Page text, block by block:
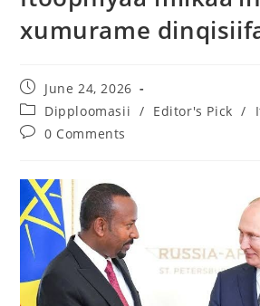
xumurame
June 24, 2026
Dipploomasii / Editor's Pick /
0 Comments